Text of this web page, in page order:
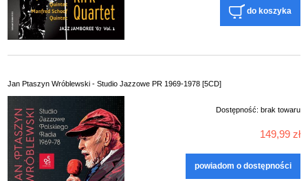
do koszyka
Jan Ptaszyn Wróblewski - Studio Jazzowe PR 1969-1978 [5CD]
Dostępność: brak towaru
149,99 zł
powiadom o dostępności